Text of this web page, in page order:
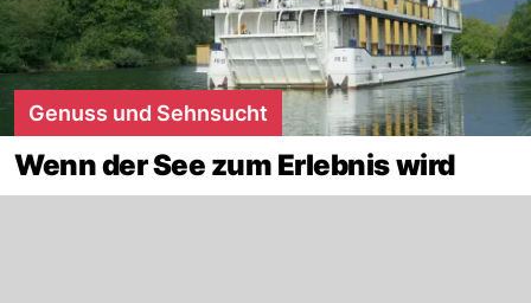
Genuss und Sehnsucht
Wenn der See zum Erlebnis wird